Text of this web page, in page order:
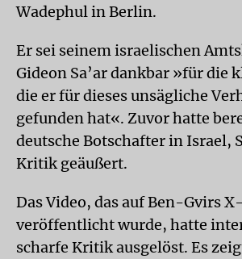
Wadephul in Berlin.
Er sei seinem israelischen
Gideon Sa’ar dankbar »für die
die er für dieses unsägliche
gefunden hat«. Zuvor hatte
deutsche Botschafter in Israel,
Kritik geäußert.
Das Video, das auf Ben-Gvirs
veröffentlicht wurde, hatte
scharfe Kritik ausgelöst. Es